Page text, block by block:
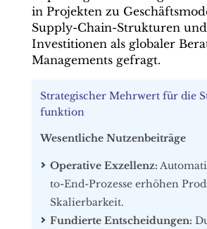
in Projekten zu
Supply-Chain-Strukturen und
Investitionen als globaler
Managements gefragt.
Strategischer Mehrwert für die
funktion
Wesentliche Nutzenbeiträge
Operative Exzellenz:
to-End-Prozesse erhöhen
Skalierbarkeit.
Fundierte Entscheidungen: